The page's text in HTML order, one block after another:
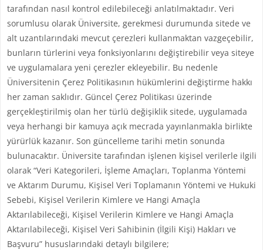
tarafından nasıl kontrol edilebileceği anlatılmaktadır. Veri
sorumlusu olarak Üniversite, gerekmesi durumunda sitede ve
alt uzantılarındaki mevcut çerezleri kullanmaktan vazgeçebilir,
bunların türlerini veya fonksiyonlarını değiştirebilir veya siteye
ve uygulamalara yeni çerezler ekleyebilir. Bu nedenle
Üniversitenin Çerez Politikasının hükümlerini değiştirme hakkı
her zaman saklıdır. Güncel Çerez Politikası üzerinde
gerçekleştirilmiş olan her türlü değişiklik sitede, uygulamada
veya herhangi bir kamuya açık mecrada yayınlanmakla birlikte
yürürlük kazanır. Son güncelleme tarihi metin sonunda
bulunacaktır. Üniversite tarafından işlenen kişisel verilerle ilgili
olarak “Veri Kategorileri, İşleme Amaçları, Toplanma Yöntemi
ve Aktarım Durumu, Kişisel Veri Toplamanın Yöntemi ve Hukuki
Sebebi, Kişisel Verilerin Kimlere ve Hangi Amaçla
Aktarılabileceği, Kişisel Verilerin Kimlere ve Hangi Amaçla
Aktarılabileceği, Kişisel Veri Sahibinin (İlgili Kişi) Hakları ve
Başvuru” hususlarındaki detaylı bilgilere;